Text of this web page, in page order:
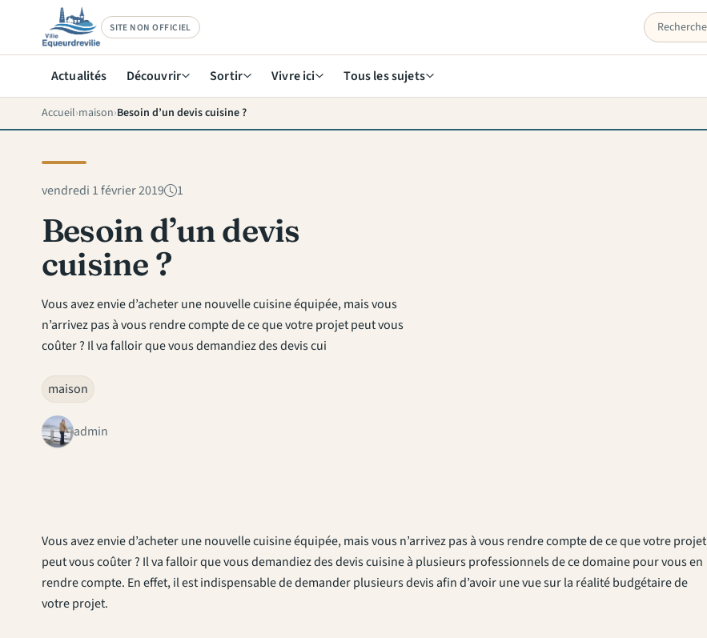
SITE NON OFFICIEL
Actualités Découvrir Sortir Vivre ici Tous les sujets
Accueil maison Besoin d’un devis cuisine ?
vendredi 1 février 2019 1
Besoin d’un devis
cuisine ?
Vous avez envie d’acheter une nouvelle cuisine équipée, mais vous
n’arrivez pas à vous rendre compte de ce que votre projet peut vous
coûter ? Il va falloir que vous demandiez des devis cui
maison
admin
Vous avez envie d’acheter une nouvelle cuisine équipée, mais vous n’arrivez pas à vous rendre compte de ce que votre projet
peut vous coûter ? Il va falloir que vous demandiez des devis cuisine à plusieurs professionnels de ce domaine pour vous en
rendre compte. En effet, il est indispensable de demander plusieurs devis afin d’avoir une vue sur la réalité budgétaire de
votre projet.